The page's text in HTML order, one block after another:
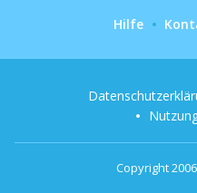
Hilfe
Copyright